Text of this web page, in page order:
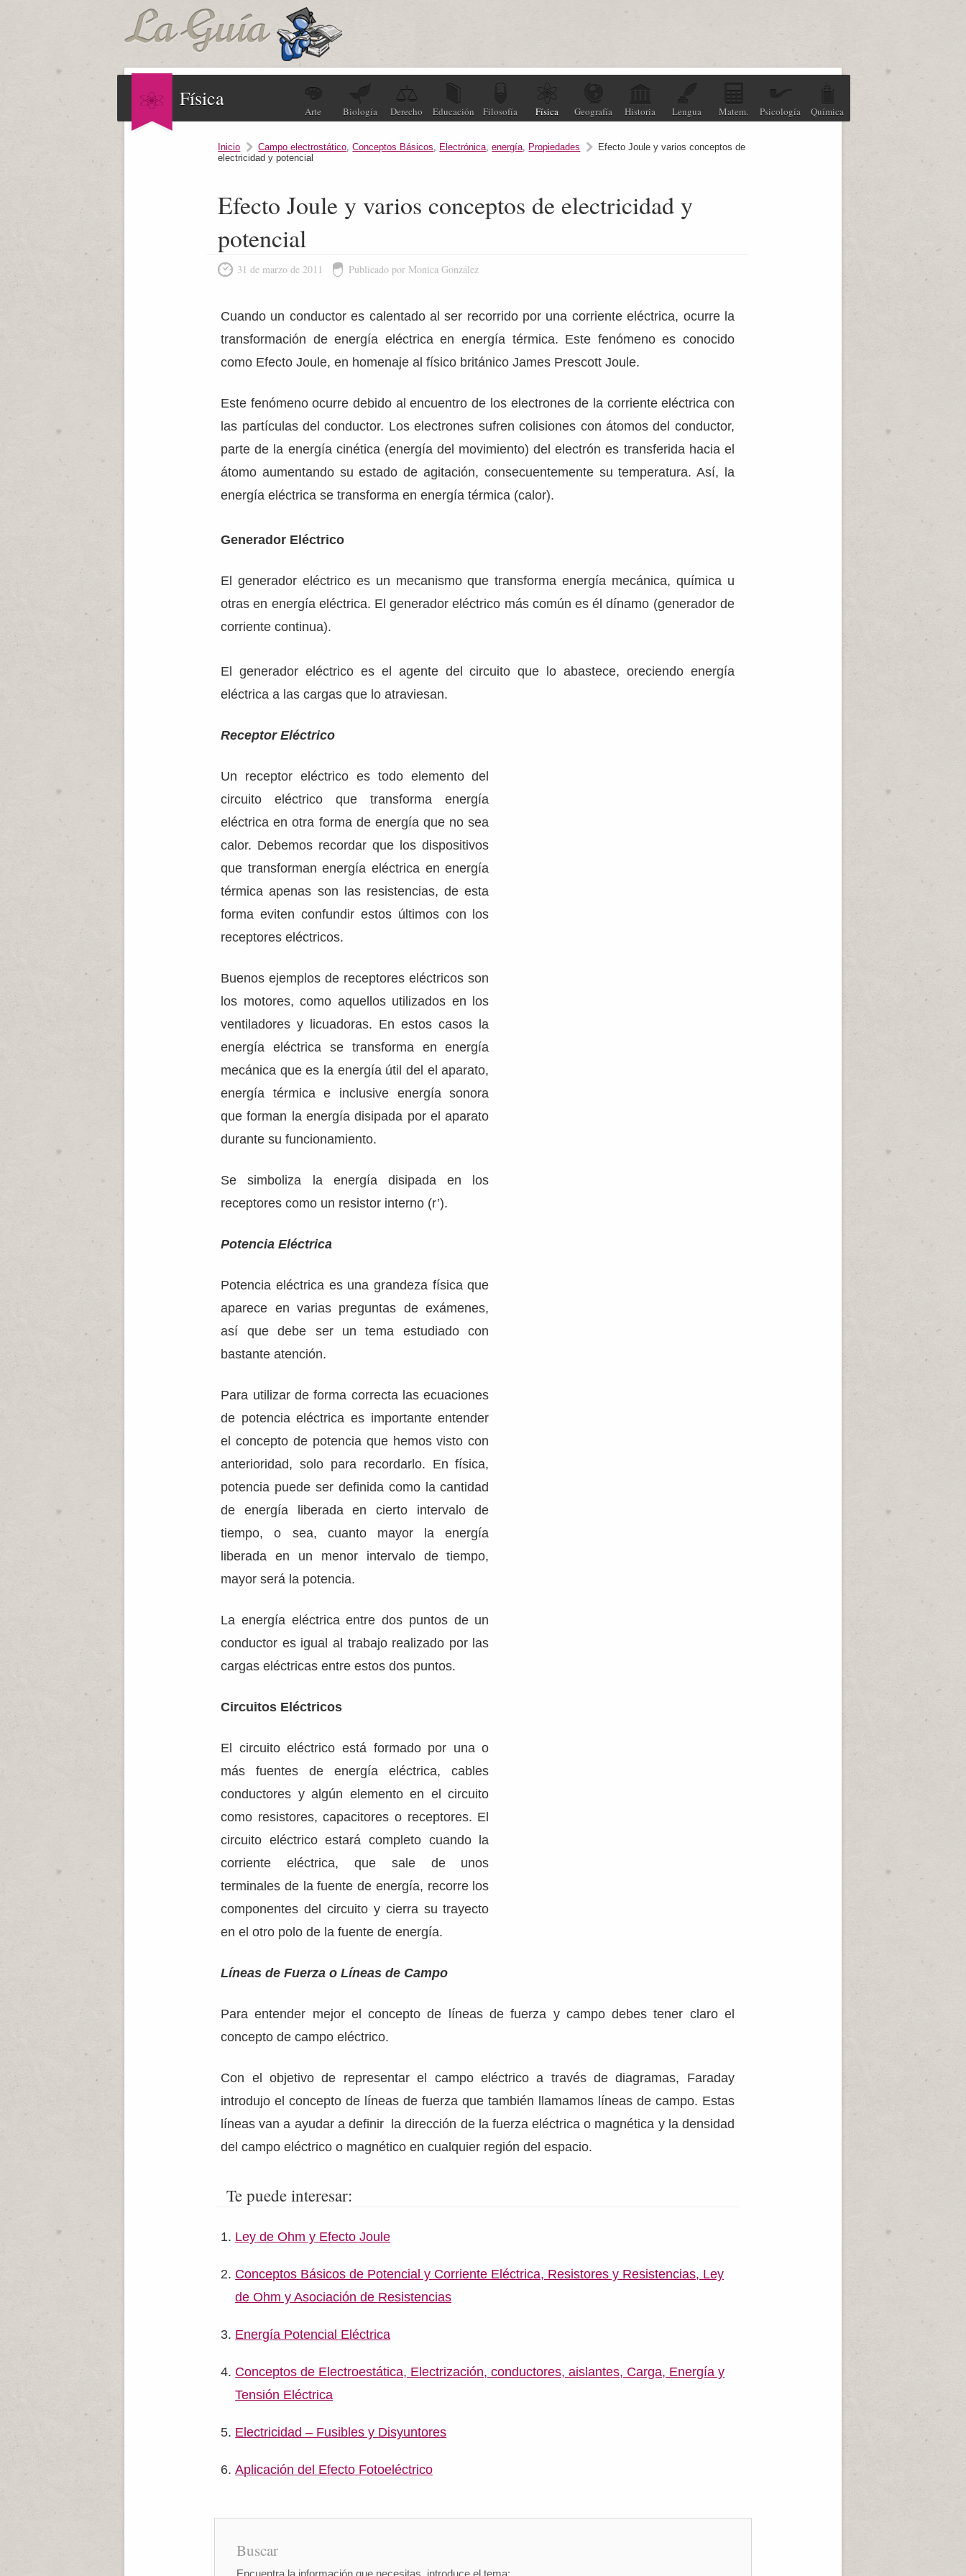
Física
Arte Biología Derecho Educación Filosofía Física Geografía Historia Lengua Matem. Psicología Química
Inicio Campo electrostático,Conceptos Básicos, Electrónica,energía, Propiedades
Efecto Joule y varios conceptos de
electricidad y potencial
Efecto Joule y varios conceptos de electricidad y
potencial
31 de marzo de 2011 Publicado por Monica González
Cuando un conductor es calentado al ser recorrido por una corriente eléctrica, ocurre la
transformación de energía eléctrica en energía térmica. Este fenómeno es conocido
como Efecto Joule, en homenaje al físico británico James Prescott Joule.
Este fenómeno ocurre debido al encuentro de los electrones de la corriente eléctrica con
las partículas del conductor. Los electrones sufren colisiones con átomos del conductor,
parte de la energía cinética (energía del movimiento) del electrón es transferida hacia el
átomo aumentando su estado de agitación, consecuentemente su temperatura. Así, la
energía eléctrica se transforma en energía térmica (calor).
Generador Eléctrico
El generador eléctrico es un mecanismo que transforma energía mecánica, química u
otras en energía eléctrica. El generador eléctrico más común es él dínamo (generador de
corriente continua).
El generador eléctrico es el agente del circuito que lo abastece, oreciendo energía
eléctrica a las cargas que lo atraviesan.
Receptor Eléctrico
Un receptor eléctrico es todo elemento del
circuito eléctrico que transforma energía
eléctrica en otra forma de energía que no sea
calor. Debemos recordar que los dispositivos
que transforman energía eléctrica en energía
térmica apenas son las resistencias, de esta
forma eviten confundir estos últimos con los
receptores eléctricos.
Buenos ejemplos de receptores eléctricos son
los motores, como aquellos utilizados en los
ventiladores y licuadoras. En estos casos la
energía eléctrica se transforma en energía
mecánica que es la energía útil del el aparato,
energía térmica e inclusive energía sonora
que forman la energía disipada por el aparato
durante su funcionamiento.
Se simboliza la energía disipada en los
receptores como un resistor interno (r’).
Potencia Eléctrica
Potencia eléctrica es una grandeza física que
aparece en varias preguntas de exámenes,
así que debe ser un tema estudiado con
bastante atención.
Para utilizar de forma correcta las ecuaciones
de potencia eléctrica es importante entender
el concepto de potencia que hemos visto con
anterioridad, solo para recordarlo. En física,
potencia puede ser definida como la cantidad
de energía liberada en cierto intervalo de
tiempo, o sea, cuanto mayor la energía
liberada en un menor intervalo de tiempo,
mayor será la potencia.
La energía eléctrica entre dos puntos de un
conductor es igual al trabajo realizado por las
cargas eléctricas entre estos dos puntos.
Circuitos Eléctricos
El circuito eléctrico está formado por una o
más fuentes de energía eléctrica, cables
conductores y algún elemento en el circuito
como resistores, capacitores o receptores. El
circuito eléctrico estará completo cuando la
corriente eléctrica, que sale de unos
terminales de la fuente de energía, recorre los
componentes del circuito y cierra su trayecto
en el otro polo de la fuente de energía.
Líneas de Fuerza o Líneas de Campo
Para entender mejor el concepto de líneas de fuerza y campo debes tener claro el
concepto de campo eléctrico.
Con el objetivo de representar el campo eléctrico a través de diagramas, Faraday
introdujo el concepto de líneas de fuerza que también llamamos líneas de campo. Estas
líneas van a ayudar a definir la dirección de la fuerza eléctrica o magnética y la densidad
del campo eléctrico o magnético en cualquier región del espacio.
Te puede interesar:
Ley de Ohm y Efecto Joule
Conceptos Básicos de Potencial y Corriente Eléctrica, Resistores y Resistencias, Ley
de Ohm y Asociación de Resistencias
Energía Potencial Eléctrica
Conceptos de Electroestática, Electrización, conductores, aislantes, Carga, Energía y
Tensión Eléctrica
Electricidad – Fusibles y Disyuntores
Aplicación del Efecto Fotoeléctrico
Buscar
Encuentra la información que necesitas, introduce el tema: